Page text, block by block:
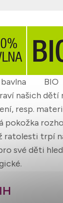
BIO
našich dětí
resp.
pokožka
ratolesti trpí
své děti